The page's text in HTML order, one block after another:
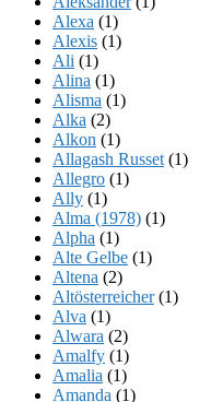
Alexa (1)
Alexis (1)
Ali (1)
Alina (1)
Alisma (1)
Alka (2)
Alkon (1)
Allagash Russet (1)
Allegro (1)
Ally (1)
Alma (1978) (1)
Alpha (1)
Alte Gelbe (1)
Altena (2)
Altösterreicher(1)
Alva (1)
Alwara (2)
Amalfy (1)
Amalia (1)
Amanda (1)